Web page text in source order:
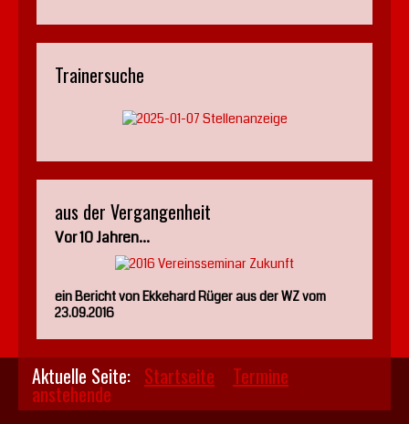
Trainersuche
aus der Vergangenheit
Vor 10 Jahren...
ein Bericht von Ekkehard Rüger aus der WZ vom
23.09.2016
Aktuelle Seite: Startseite Termine
anstehende